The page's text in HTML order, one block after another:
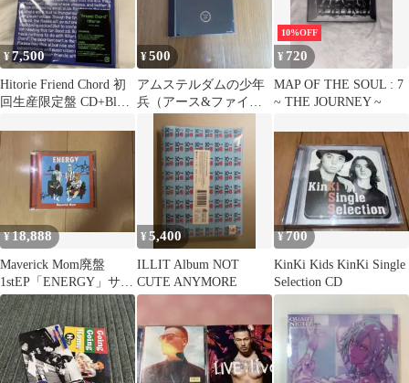
¥7,500
Hitorie Friend Chord 初
回生産限定盤 CD+Blu-
¥500
アムステルダムの少年
兵（アース&ファイヤ
10%OFF
¥ 720
MAP OF THE SOUL : 7
~ THE JOURNEY ~
¥18,888
Maverick Mom廃盤
1stEP「ENERGY」サイ
ン入り
¥5,400
ILLIT Album NOT
CUTE ANYMORE
¥700
KinKi Kids KinKi Single
Selection CD